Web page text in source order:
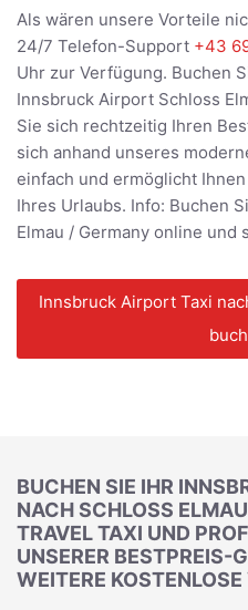
Als wären unsere Vorteile
24/7 Telefon-Support +43
Uhr zur Verfügung. Buchen
Innsbruck Airport Schloss
Sie sich rechtzeitig Ihren
sich anhand unseres
einfach und ermöglicht
Ihres Urlaubs. Info: Buchen
Elmau / Germany online und
Innsbruck Airport Taxi
BUCHEN SIE IHR
NACH SCHLOSS
TRAVEL TAXI UND
UNSERER BESTPREIS-
WEITERE